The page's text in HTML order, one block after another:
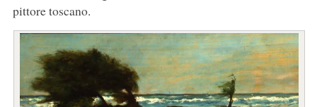
pittore toscano.